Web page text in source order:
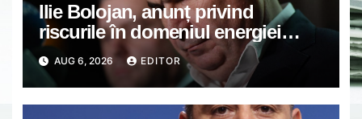
Ilie Bolojan, anunț privind
riscurile în domeniul energiei
electrice. Ce a decis Guvernul
AUG 6, 2026 EDITOR